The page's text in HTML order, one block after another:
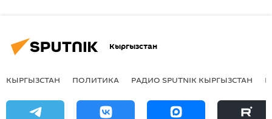
Кыргызстан
КЫРГЫЗСТАН ПОЛИТИКА РАДИО SPUTNIK КЫРГЫЗСТАН